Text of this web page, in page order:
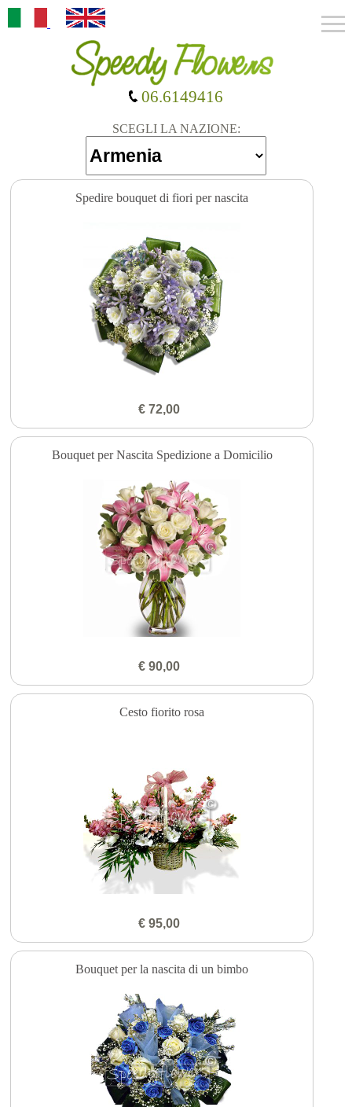
SCEGLI LA NAZIONE:
06.6149416
Spedire bouquet di fiori per nascita
€ 72,00
Bouquet per Nascita Spedizione a Domicilio
€ 90,00
Cesto fiorito rosa
€ 95,00
Bouquet per la nascita di un bimbo